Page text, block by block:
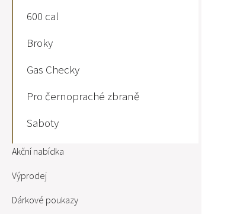
600 cal
Broky
Gas Checky
Pro černopraché zbraně
Saboty
Akční nabídka
Výprodej
Dárkové poukazy